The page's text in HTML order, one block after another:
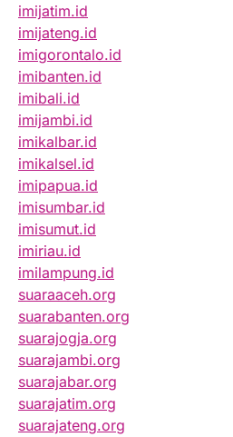
imijatim.id
imijateng.id
imigorontalo.id
imibanten.id
imibali.id
imijambi.id
imikalbar.id
imikalsel.id
imipapua.id
imisumbar.id
imisumut.id
imiriau.id
imilampung.id
suaraaceh.org
suarabanten.org
suarajogja.org
suarajambi.org
suarajabar.org
suarajatim.org
suarajateng.org